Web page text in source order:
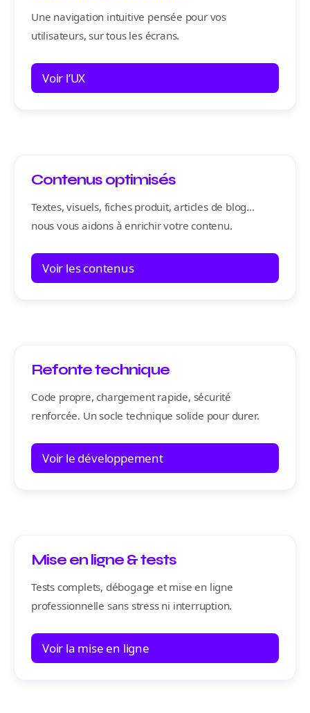
Une navigation intuitive pensée pour vos
utilisateurs, sur tous les écrans.
Voir l’UX
Contenus optimisés
Textes, visuels, fiches produit, articles de blog…
nous vous aidons à enrichir votre contenu.
Voir les contenus
Refonte technique
Code propre, chargement rapide, sécurité
renforcée. Un socle technique solide pour durer.
Voir le développement
Mise en ligne & tests
Tests complets, débogage et mise en ligne
professionnelle sans stress ni interruption.
Voir la mise en ligne